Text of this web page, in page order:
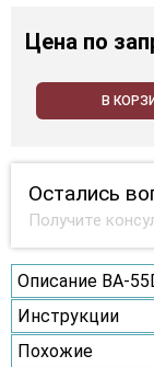
Цена по
В
Остались
Получите
Описание BA-
Инструкции
Похожие